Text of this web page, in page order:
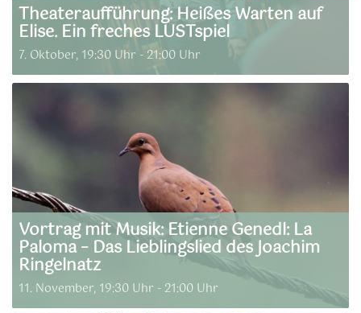
Theateraufführung: Heißes Warten auf
Elise. Ein freches LUSTspiel
7. Oktober, 19:30 Uhr - 21:00 Uhr
Vortrag mit Musik: Etienne Genedl: La
Paloma – Das Lieblingslied des Joachim
Ringelnatz
11. November, 19:30 Uhr - 21:00 Uhr